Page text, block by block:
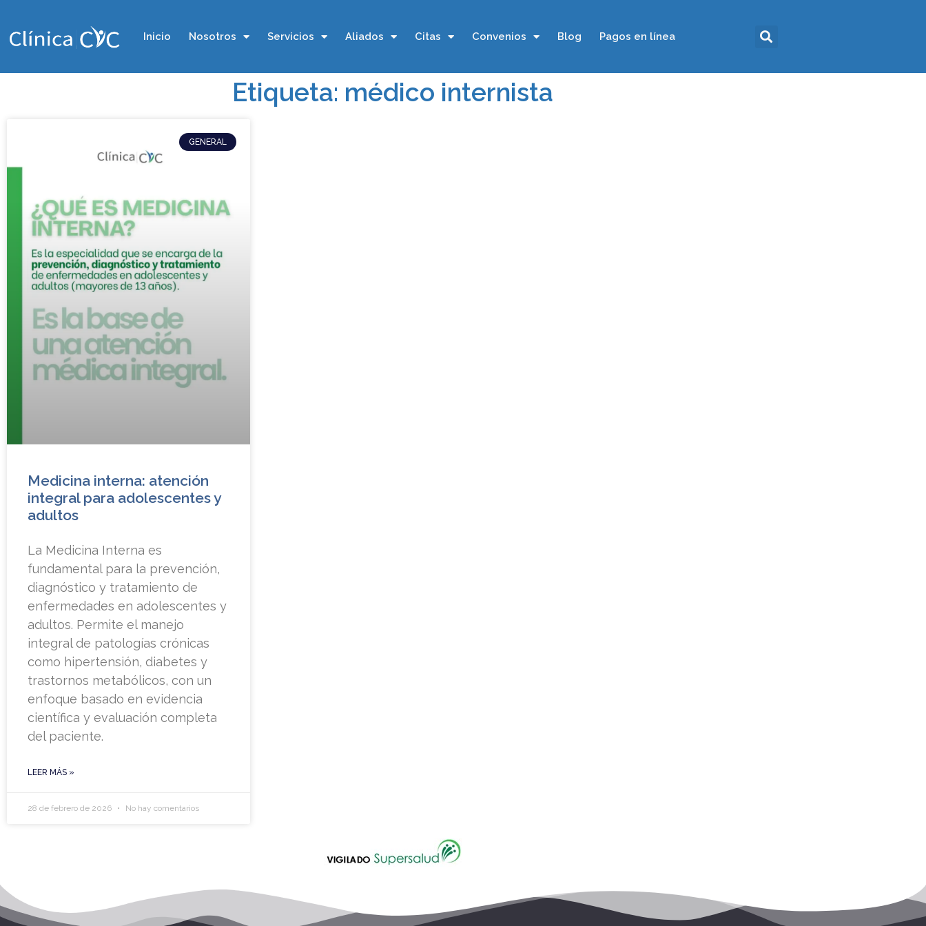
Inicio Nosotros Servicios Aliados Citas Convenios Blog Pagos en línea
Etiqueta: médico internista
GENERAL
Medicina interna: atención
integral para adolescentes y
adultos
La Medicina Interna es
fundamental para la prevención,
diagnóstico y tratamiento de
enfermedades en adolescentes y
adultos. Permite el manejo
integral de patologías crónicas
como hipertensión, diabetes y
trastornos metabólicos, con un
enfoque basado en evidencia
científica y evaluación completa
del paciente.
LEER MÁS »
28 de febrero de 2026 No hay comentarios